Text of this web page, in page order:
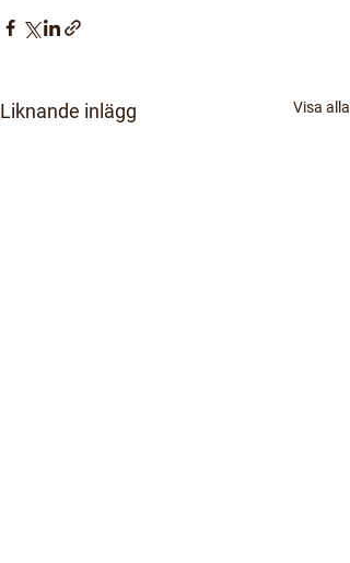
Liknande inlägg Visa alla